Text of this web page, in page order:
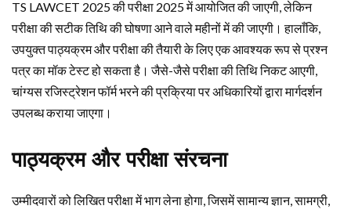
TS LAWCET 2025 की परीक्षा 2025 में आयोजित की जाएगी, लेकिन
परीक्षा की सटीक तिथि की घोषणा आने वाले महीनों में की जाएगी। हालाँकि,
उपयुक्त पाठ्यक्रम और परीक्षा की तैयारी के लिए एक आवश्यक रूप से प्रश्न
पत्र का मॉक टेस्ट हो सकता है। जैसे-जैसे परीक्षा की तिथि निकट आएगी,
चांग्यस रजिस्ट्रेशन फॉर्म भरने की प्रक्रिया पर अधिकारियों द्वारा मार्गदर्शन
उपलब्ध कराया जाएगा।
पाठ्यक्रम और परीक्षा संरचना
उम्मीदवारों को लिखित परीक्षा में भाग लेना होगा, जिसमें सामान्य ज्ञान, सामग्री,